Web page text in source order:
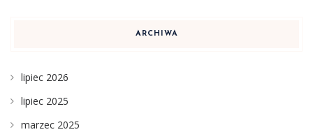
ARCHIWA
lipiec 2026
lipiec 2025
marzec 2025